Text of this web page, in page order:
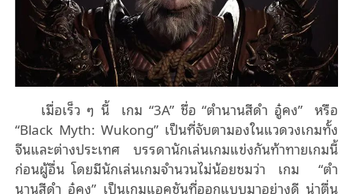
เมื่อเร็ว ๆ นี้ เกม “3A” ชื่อ“ตํานานสีดํา อู๋คง”หรือ
“Black Myth: Wukong” เป็นที่จับตามองในแวดวงเกมทั้ง
จีนและต่างประเทศ บรรดานักเล่นเกมแข่งกันท้าทายเกมนี้
ก่อนผู้อื่น โดยมีนักเล่นเกมจำนวนไม่น้อยชมว่า
เกม “ตํา
นานสีดํา อู๋คง” เป็นเกมแอคชันที่ออกแบบมาอย่างดี น่าตื่น